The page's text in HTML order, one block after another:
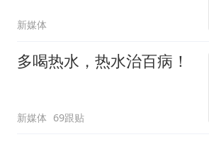
新媒体
多喝热水，热水治百病！
新媒体 69跟贴